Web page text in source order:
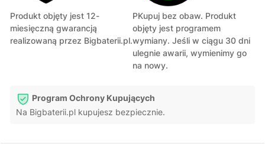
Produkt objęty jest 12-
miesięczną gwarancją
realizowaną przez Bigbaterii.pl.
PKupuj bez obaw. Produkt
objęty jest programem
wymiany. Jeśli w ciągu 30 dni
ulegnie awarii, wymienimy go
na nowy.
Program Ochrony Kupujących
Na Bigbaterii.pl kupujesz bezpiecznie.